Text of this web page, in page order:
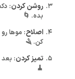
روشن کردن:
بده. 🌀
اصلاح: موها
کن. 🪒
تمیز کردن:
🧹